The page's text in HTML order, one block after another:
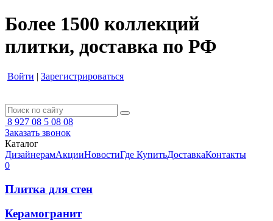
Более 1500 коллекций
плитки, доставка по РФ
Войти | Зарегистрироваться
8 927 08 5 08 08
Заказать звонок
Каталог
ДизайнерамАкцииНовостиГде КупитьДоставкаКонтакты
0
Плитка для стен
Керамогранит